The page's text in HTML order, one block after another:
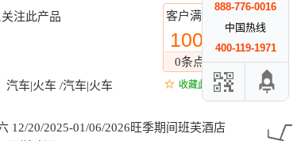
客户满意度
100%
0条点评
收藏此线路
关注此产品
汽车|火车 /汽车|火车
12/20/2025-01/06/2026旺季期间班芙酒店
888-776-0016
中国热线
400-119-1971